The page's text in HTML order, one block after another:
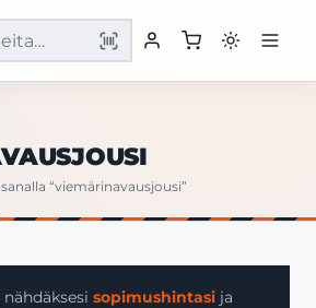
“viemärinavausjousi”
sopimushintasi ja